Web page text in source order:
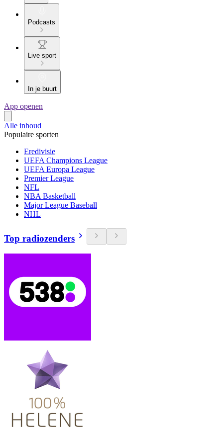
Podcasts
Live sport
In je buurt
App openen
Alle inhoud
Populaire sporten
Eredivisie
UEFA Champions League
UEFA Europa League
Premier League
NFL
NBA Basketball
Major League Baseball
NHL
Top radiozenders